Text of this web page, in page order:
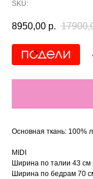
SKU:
8950,00 р.
Основная ткань: 100%
MIDI
Ширина по талии 43 см
Ширина по бедрам 70